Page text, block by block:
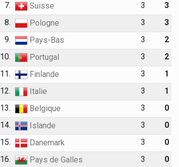
7.
Suisse 3
3
8.
Pologne 3
3
9.
Pays-Bas 3
2
10.
Portugal 3
2
11.
Finlande 3
1
12.
Italie 3
1
13.
Belgique 3
0
14.
Islande 3
0
15.
Danemark 3
0
16.
Pays de Galles 3
0